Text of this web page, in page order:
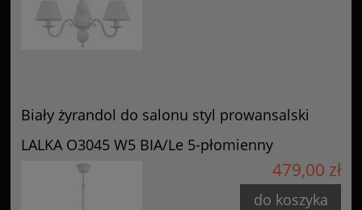
Biały żyrandol do salonu styl prowansalski
LALKA O3045 W5 BIA/Le 5-płomienny
479,00 zł
do koszyka